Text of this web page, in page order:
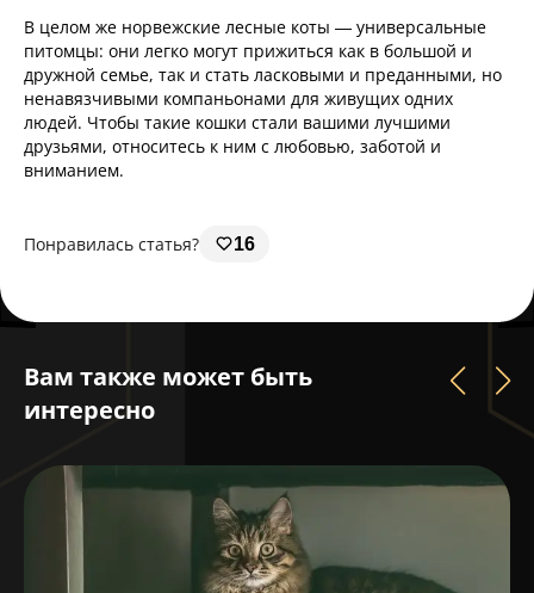
В целом же норвежские лесные коты — универсальные
питомцы: они легко могут прижиться как в большой и
дружной семье, так и стать ласковыми и преданными, но
ненавязчивыми компаньонами для живущих одних
людей. Чтобы такие кошки стали вашими лучшими
друзьями, относитесь к ним с любовью, заботой и
вниманием.
Понравилась статья? 16
Вам также может быть
интересно